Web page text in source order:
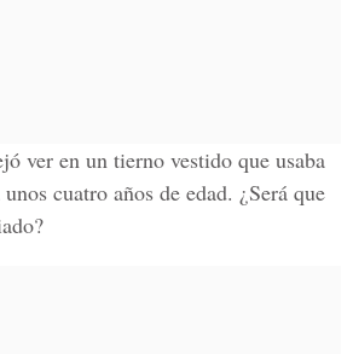
ver en un tierno vestido que usaba
cuatro años de edad. ¿Será que